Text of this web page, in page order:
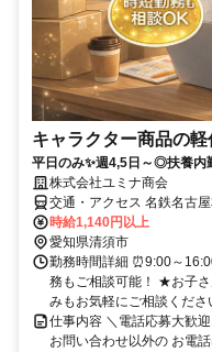
キャラクター商品の
平日のみ✨週4,5日～◎扶養内
株式会社ユミナ商会
交通・アクセス 名鉄名古
転車通勤OK
時給1,140円以上
愛知県清須市
勤務時間詳細 ⏰9:00～
務もご相談可能！ ★お子
みもお気軽にご相談くだ
仕事内容 ＼電話応募大歓
お問い合わせ以外の お電